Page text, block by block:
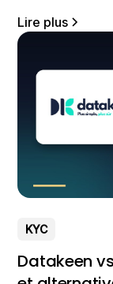
Lire plus
KYC
Datakeen